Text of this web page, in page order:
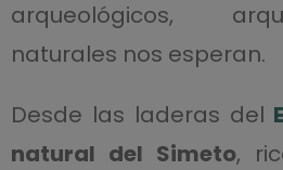
arqueológicos,
naturales nos esperan.
Desde las laderas del
natural del Simeto,